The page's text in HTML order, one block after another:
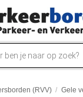
(RVV) / Gele